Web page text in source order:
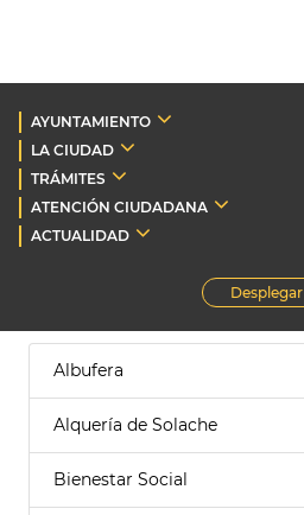
AYUNTAMIENTO
LA CIUDAD
TRÁMITES
ATENCIÓN CIUDADANA
ACTUALIDAD
Desplegar
Albufera
Alquería de Solache
Bienestar Social